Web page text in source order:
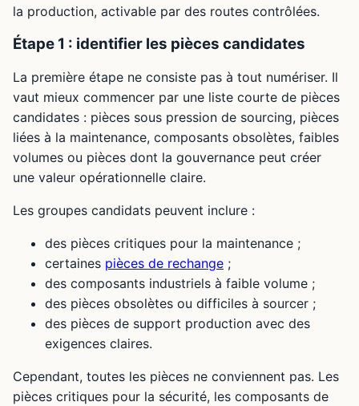
la production, activable par des routes contrôlées.
Étape 1 : identifier les pièces candidates
La première étape ne consiste pas à tout numériser. Il
vaut mieux commencer par une liste courte de pièces
candidates : pièces sous pression de sourcing, pièces
liées à la maintenance, composants obsolètes, faibles
volumes ou pièces dont la gouvernance peut créer
une valeur opérationnelle claire.
Les groupes candidats peuvent inclure :
des pièces critiques pour la maintenance ;
certaines pièces de rechange ;
des composants industriels à faible volume ;
des pièces obsolètes ou difficiles à sourcer ;
des pièces de support production avec des
exigences claires.
Cependant, toutes les pièces ne conviennent pas. Les
pièces critiques pour la sécurité, les composants de